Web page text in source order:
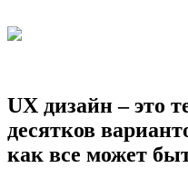
UX дизайн – это
десятков
как все может